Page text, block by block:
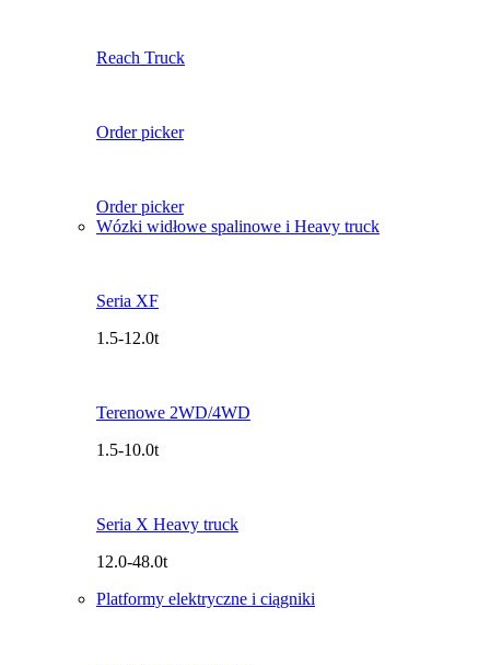
Reach Truck
Order picker
Order picker
Wózki widłowe spalinowe i Heavy truck
Seria XF
1.5-12.0t
Terenowe 2WD/4WD
1.5-10.0t
Seria X Heavy truck
12.0-48.0t
Platformy elektryczne i ciągniki